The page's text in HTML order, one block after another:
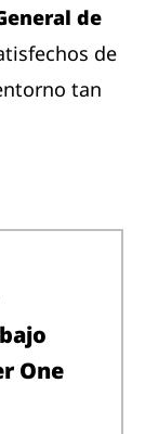
de
de
tan
One